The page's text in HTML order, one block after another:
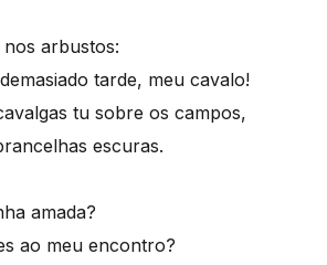
arbustos:
tarde, meu cavalo!
tu sobre os campos,
escuras.
amada?
ao meu encontro?